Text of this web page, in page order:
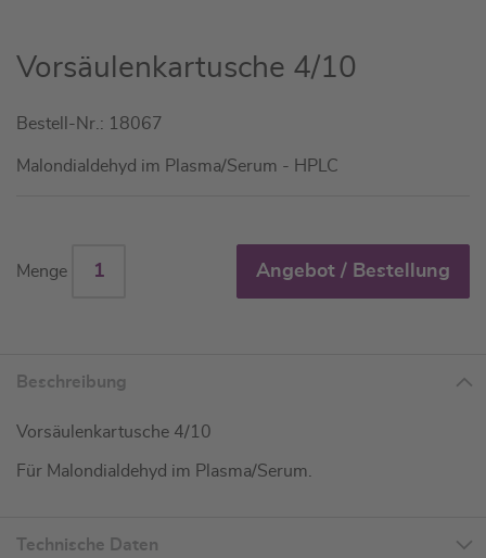
Zum
Anfang
Bildgalerie
springen
Vorsäulenkartusche 4/10
Bestell-Nr.: 18067
Malondialdehyd im Plasma/Serum - HPLC
Menge Angebot / Bestellung
Beschreibung
Vorsäulenkartusche 4/10
Für Malondialdehyd im Plasma/Serum.
Technische Daten